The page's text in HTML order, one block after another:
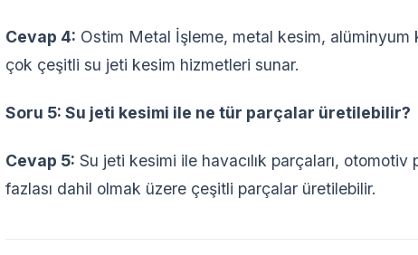
Cevap 4: Ostim Metal İşleme, metal kesim, alüminyum
çok çeşitli su jeti kesim hizmetleri sunar.
Soru 5: Su jeti kesimi ile ne tür parçalar üretilebilir?
Cevap 5: Su jeti kesimi ile havacılık parçaları,
fazlası dahil olmak üzere çeşitli parçalar üretilebilir.